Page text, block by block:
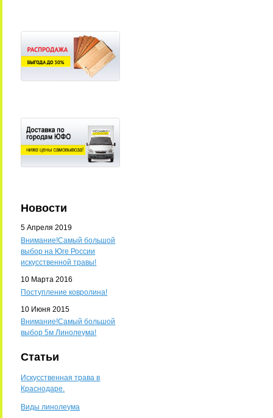
Новости
5 Апреля 2019
Внимание!Самый большой
выбор на Юге России
искусственной травы!
10 Марта 2016
Поступление ковролина!
10 Июня 2015
Внимание!Самый большой
выбор 5м Линолеума!
Статьи
Искусственная трава в
Краснодаре.
Виды линолеума